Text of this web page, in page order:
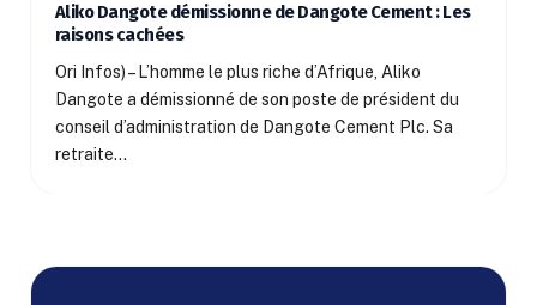
Aliko Dangote démissionne de Dangote Cement : Les
raisons cachées
Ori Infos) – L’homme le plus riche d’Afrique, Aliko
Dangote a démissionné de son poste de président du
conseil d’administration de Dangote Cement Plc. Sa
retraite…